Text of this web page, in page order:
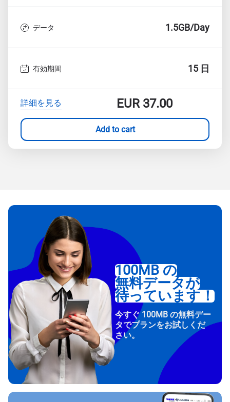
データ 1.5GB/Day
有効期間 15 日
詳細を見る EUR37.00
Add to cart
100MB の
無料データが
待っています！
今すぐ 100MB の無料デー
タでプランをお試しくだ
さい。